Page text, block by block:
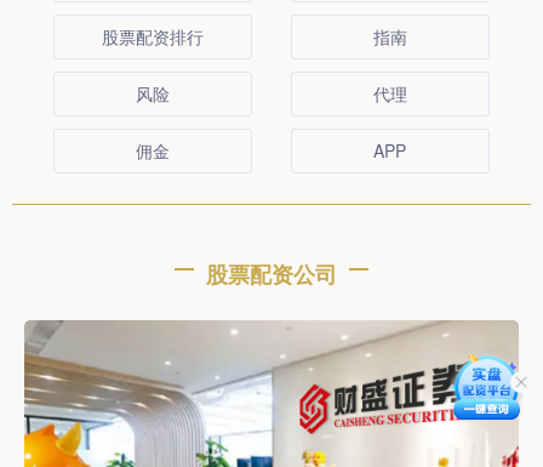
股票配资排行 指南
风险 代理
佣金 APP
股票配资公司